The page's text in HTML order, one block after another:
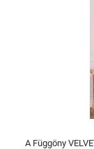
A Függöny